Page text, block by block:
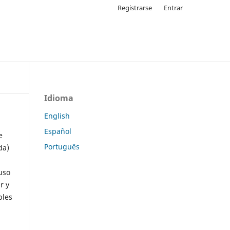
Registrarse Entrar
y
Idioma
English
Español
Português